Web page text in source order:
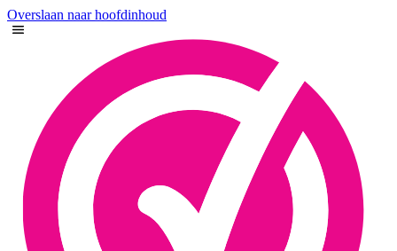
Overslaan naar hoofdinhoud